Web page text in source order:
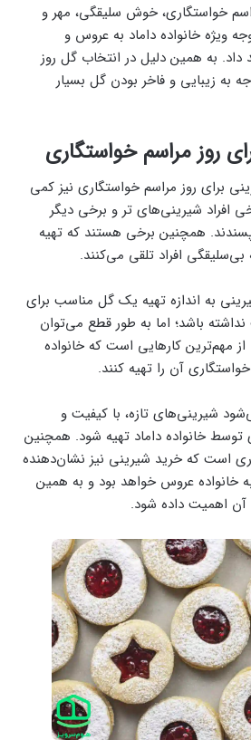
خواستگاری، خوش سلیقگی، مهر و
ویژه خانواده داماد به عروس و
به همین دلیل در انتخاب گل روز
به زیبایی و فاخر بودن گل بسیار
برای روز مراسم خواستگاری نیز کمی‌
افراد شیرینی‌های تر و برخی دیگر
همچنین برخی هستند که تهیه
افراد تلقی ‌می‌کنند.
به اندازه تهیه یک گل مناسب برای
باشد؛ اما به‌ طور قطع ‌می‌توان
مهم‌ترین کارهایی است که خانواده
آن را تهیه کنند.
شیرینی‌های تازه، با کیفیت و
توسط خانواده داماد تهیه شود. همچنین
است که خرید شیرینی نیز نشان‌دهنده
خانواده عروس خواهد بود و به همین
آن اهمیت داده شود.